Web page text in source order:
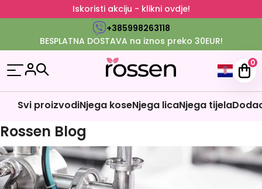
Iskoristi akciju - klikni ovdje!
+385998263118
BESPLATNA DOSTAVA na iznos preko 30EUR!
0
Svi proizvodiNjega koseNjega licaNjega tijela
Rossen Blog